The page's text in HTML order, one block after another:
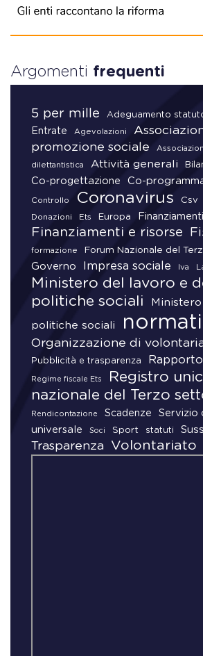
Argomenti frequenti
5 per mille Adeguamento
Entrate
Agevolazioni
promozione sociale
dilettantistica Attività generali
Co-progettazione Co-
Controllo Coronavirus Csv
Donazioni Ets Europa Finanziamenti
Finanziamenti e risorse
formazione Forum Nazionale del
Governo Impresa sociale Iva
Ministero del lavoro e
politiche sociali
politiche sociali
Organizzazione di
Pubblicità e trasparenza
Regime fiscale Ets
Registro
nazionale del Terzo
Rendicontazione Scadenze
Servizio
universale
Soci Sport statuti
Trasparenza Volontariato